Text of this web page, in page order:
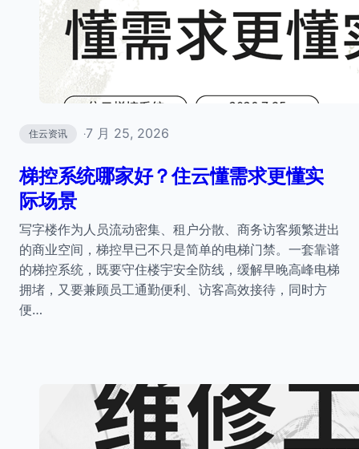
住云资讯 ·7 月 25, 2026
梯控系统哪家好？住云懂需求更懂实
际场景
写字楼作为人员流动密集、租户分散、商务访客频繁进出
的商业空间，梯控早已不只是简单的电梯门禁。一套靠谱
的梯控系统，既要守住楼宇安全防线，缓解早晚高峰电梯
拥堵，又要兼顾员工通勤便利、访客高效接待，同时方
便…